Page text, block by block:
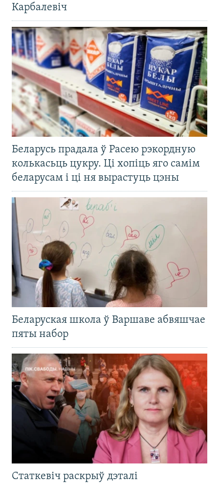
Карбалевіч
Беларусь прадала ў Расею рэкордную
колькасьць цукру. Ці хопіць яго самім
беларусам і ці ня вырастуць цэны
Беларуская школа ў Варшаве абвяшчае
пяты набор
Статкевіч раскрыў дэталі